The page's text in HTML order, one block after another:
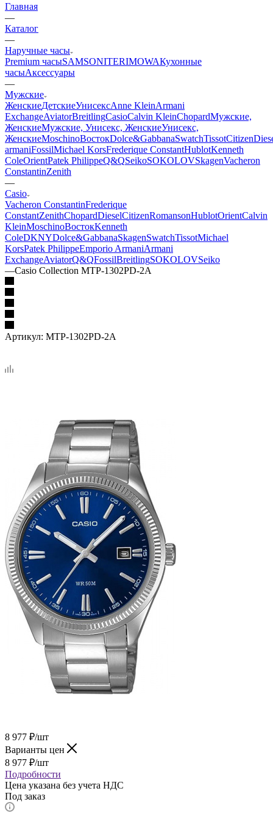
Главная
—
Каталог
—
Наручные часы
Premium часыSAMSONITERIMOWAКухонные
часыАксессуары
—
Мужские
ЖенскиеДетскиеУнисексAnne KleinArmani
ExchangeAviatorBreitlingCasioCalvin KleinChopardМужские,
ЖенскиеМужские, Унисекс, ЖенскиеУнисекс,
ЖенскиеMoschinoВостокDolce&GabbanaSwatchTissotCitizen
armaniFossilMichael KorsFrederique ConstantHublotKenneth
ColeOrientPatek PhilippeQ&QSeikoSOKOLOVSkagenVacheron
ConstantinZenith
—
Casio
Vacheron ConstantinFrederique
ConstantZenithChopardDieselCitizenRomansonHublotOrientCalvin
KleinMoschinoВостокKenneth
ColeDKNYDolce&GabbanaSkagenSwatchTissotMichael
KorsPatek PhilippeEmporio ArmaniArmani
ExchangeAviatorQ&QFossilBreitlingSOKOLOVSeiko
—Casio Collection MTP-1302PD-2A
Артикул: MTP-1302PD-2A
8 977 ₽/шт
Варианты цен
8 977 ₽/шт
Подробности
Цена указана без учета НДС
Под заказ